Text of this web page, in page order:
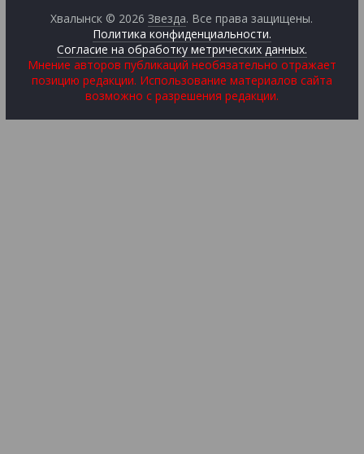
Хвалынск © 2026Звезда. Все права защищены.
Политика конфиденциальности.
Согласие на обработку метрических данных.
Мнение авторов публикаций необязательно отражает
позицию редакции. Использование материалов сайта
возможно с разрешения редакции.